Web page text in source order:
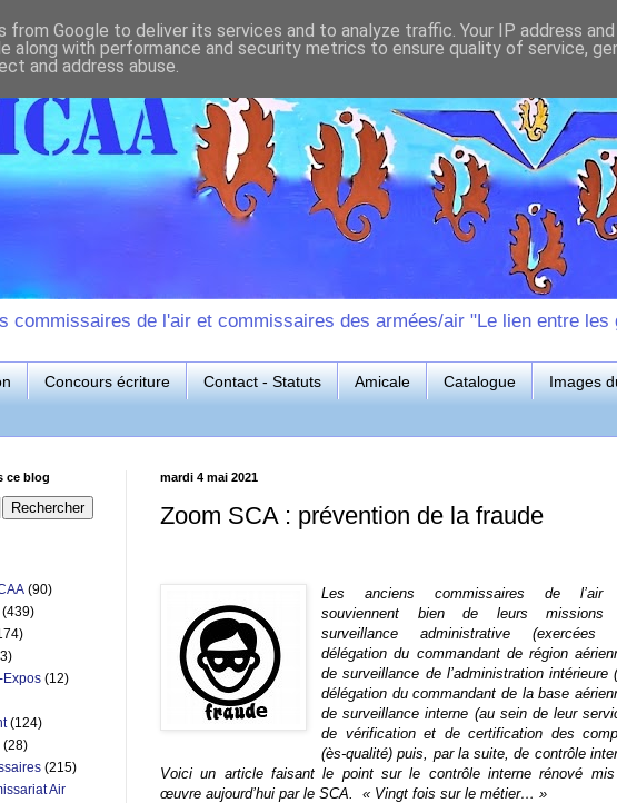
commissaires de l'air et commissaires des armées/air "Le lien entre les
Concours écriture Contact - Statuts Amicale Catalogue Images
mardi 4 mai 2021
Zoom SCA : prévention de la fraude
Les anciens commissaires de l’air
souviennent bien de leurs missions
surveillance administrative (exercées
délégation du commandant de région
de surveillance de l’administration intérieure
délégation du commandant de la base
de surveillance interne (au sein de leur
de vérification et de certification des
(ès-qualité) puis, par la suite, de contrôle
Voici un article faisant le point sur le contrôle interne rénové
œuvre aujourd’hui par le SCA. « Vingt fois sur le métier… »
ce blog
(90)
(439)
Expos (12)
(124)
(28)
(215)
Air
from Google to deliver its services and to analyze traffic. Your IP address
along with performance and security metrics to ensure quality of service,
and address abuse.